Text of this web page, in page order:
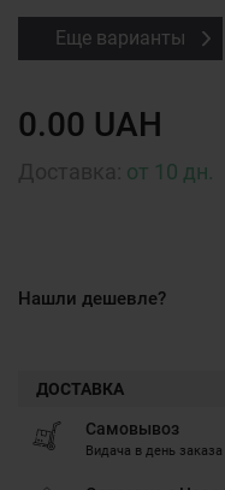
Еще варианты
0.00 UAH
от 10 дн.
Нашли дешевле?
ДОСТАВКА
Самовывоз
Видача в день заказа